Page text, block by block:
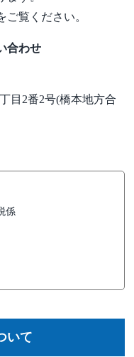
ご覧ください。
合わせ
目2番2号(橋本地方合
係
いて